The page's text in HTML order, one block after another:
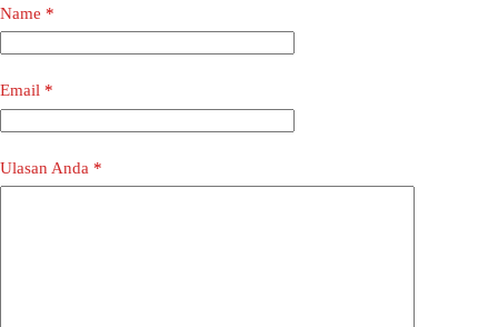
Name *
Email *
Ulasan Anda *